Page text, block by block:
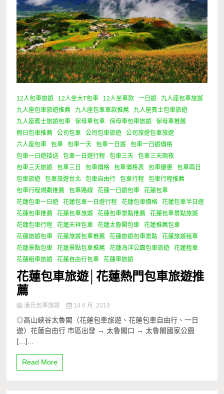
12人包車旅遊 12人坐大T包車 12人坐車款 一日遊
九人座包車旅遊
九人座包車旅遊推薦
九人座包車車款推薦
九人座賓士包車旅遊
九人座賓士旅遊包車
保母車包車 保母車包車旅遊
保母車推薦
假日包車推薦
公司包車 公司包車旅遊
公司旅遊包車旅遊
六人座包車
包車 包車一天 包車一日遊
包車一日遊價格
包車一日遊接送
包車一日遊行程 包車三天
包車三天兩夜
包車三天旅遊
包車三日 包車價格 包車價格表 包車優惠
包車兩日
包車旅遊
包車旅遊台北 包車自由行 包車行程
包車行程推薦
包車行程規劃推薦
包車路線 花蓮一日遊包車
花蓮包車
花蓮包車一日遊
花蓮包車一日遊行程 花蓮包車價格
花蓮包車半日遊
花蓮包車推薦
花蓮包車旅遊 花蓮包車景點推薦
花蓮包車景點旅遊
花蓮包車行程
花蓮天祥包車 花蓮太魯閣包車
花蓮推薦包車
花蓮旅遊包車
花蓮旅遊包車推薦 花蓮旅遊包車景點
花蓮旅遊租車
花蓮景點包車
花蓮景點包車推薦 花蓮海洋公園包車旅遊
花蓮租車
花蓮租車旅遊
花蓮自由行包車 花蓮車旅遊
花蓮包車旅遊│花蓮熱門包車旅遊推
薦
潘氏包車旅遊 14 6 月, 2019
◎高山峽谷太魯閣（花蓮包車旅遊、花蓮包車自由行、一日
遊）花蓮自由行 市區出發 → 太魯閣口 → 太魯閣國家公園
[…]...
Read More